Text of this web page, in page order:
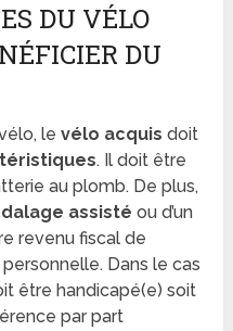
DU VÉLO
DU
levélo acquis doit
. Il doit être
au plomb. De plus,
assisté ou d’un
revenu fiscal de
Dans le cas
être handicapé(e) soit
par part